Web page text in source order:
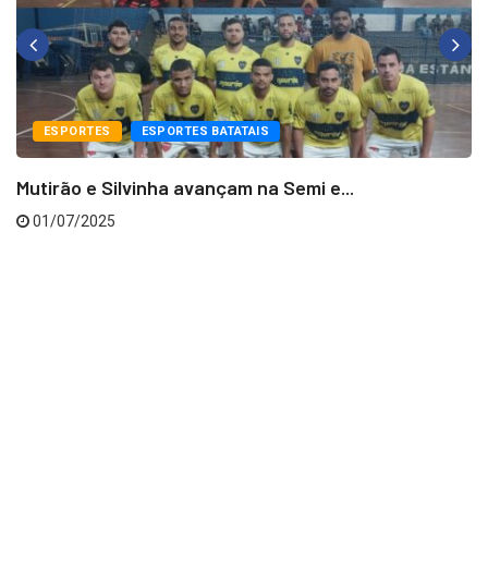
ESPORTES ESPORTES BATATAIS
Mutirão e Silvinha avançam na Semi e...
01/07/2025